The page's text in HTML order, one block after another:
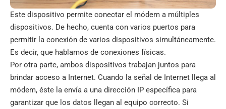
Este dispositivo permite conectar el módem a múltiples
dispositivos. De hecho, cuenta con varios puertos para
permitir la conexión de varios dispositivos simultáneamente.
Es decir, que hablamos de conexiones físicas.
Por otra parte, ambos dispositivos trabajan juntos para
brindar acceso a Internet. Cuando la señal de Internet llega al
módem, éste la envía a una dirección IP específica para
garantizar que los datos llegan al equipo correcto. Si